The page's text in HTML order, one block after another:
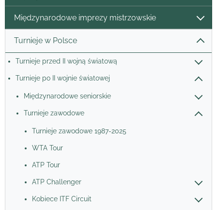
Międzynarodowe imprezy mistrzowskie
Turnieje w Polsce
Turnieje przed II wojną światową
Turnieje po II wojnie światowej
Międzynarodowe seniorskie
Turnieje zawodowe
Turnieje zawodowe 1987-2025
WTA Tour
ATP Tour
ATP Challenger
Kobiece ITF Circuit